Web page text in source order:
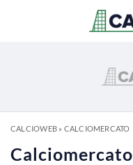
CALCIOWEB» CALCIOMERCATO